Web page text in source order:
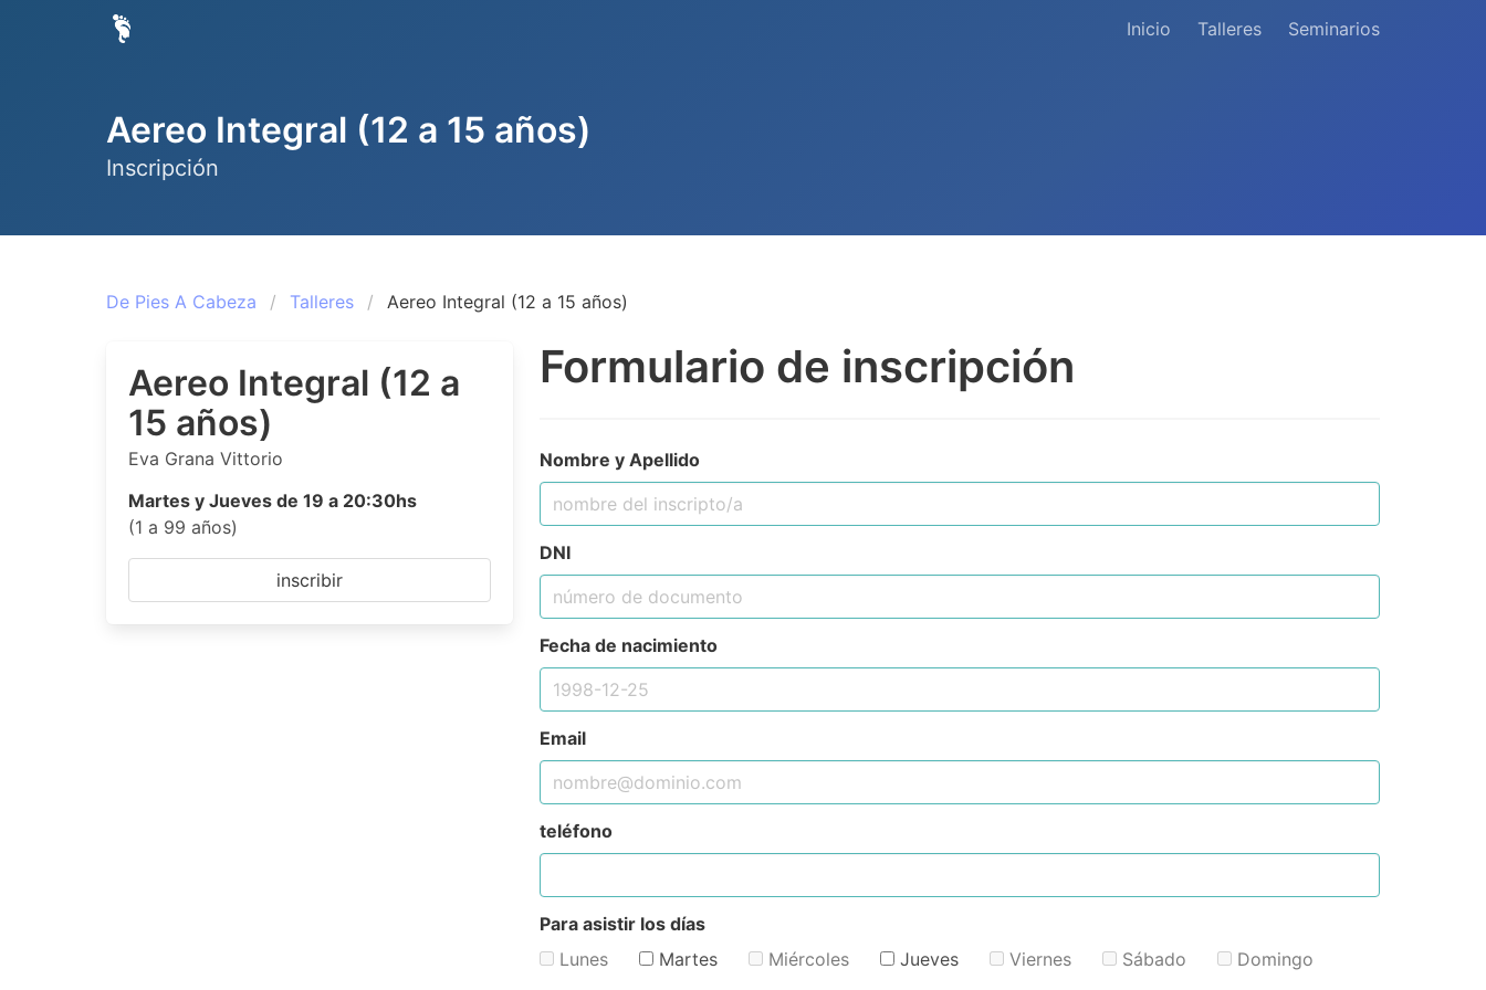
Inicio Talleres Seminarios
Aereo Integral (12 a 15 años)
Inscripción
De Pies A Cabeza Talleres Aereo Integral (12 a 15 años)
Aereo Integral (12 a
15 años)
Eva Grana Vittorio
Martes y Jueves de 19 a 20:30hs
(1 a 99 años)
inscribir
Formulario de inscripción
Nombre y Apellido
DNI
Fecha de nacimiento
Email
teléfono
Para asistir los días
Lunes
Martes Miércoles Jueves Viernes Sábado Domingo